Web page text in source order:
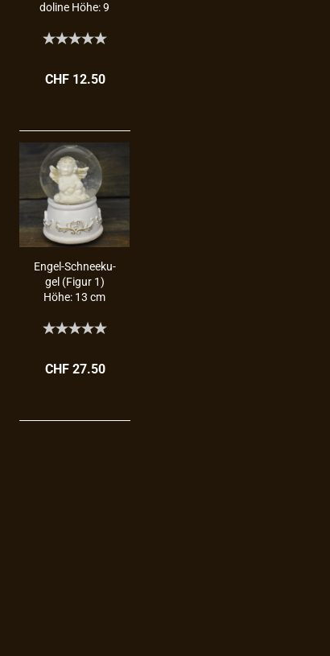
do­li­ne Höhe: 9
CHF 12.50
Engel-​​Schnee­ku­
gel (Figur 1)
Höhe: 13 cm
CHF 27.50